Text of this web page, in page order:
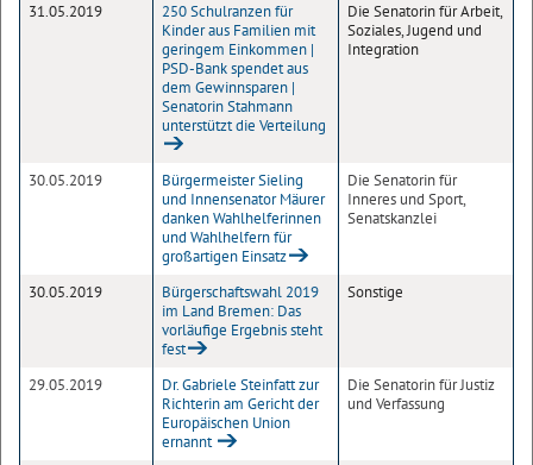
31.05.2019
250 Schulranzen für
Kinder aus Familien mit
geringem Einkommen |
PSD-Bank spendet aus
dem Gewinnsparen |
Senatorin Stahmann
unterstützt die Verteilung
Die Senatorin für Arbeit,
Soziales, Jugend und
Integration
30.05.2019
Bürgermeister Sieling
und Innensenator Mäurer
danken Wahlhelferinnen
und Wahlhelfern für
großartigen Einsatz
Die Senatorin für
Inneres und Sport,
Senatskanzlei
30.05.2019
Bürgerschaftswahl 2019
im Land Bremen: Das
vorläufige Ergebnis steht
fest
Sonstige
29.05.2019
Dr. Gabriele Steinfatt zur
Richterin am Gericht der
Europäischen Union
ernannt
Die Senatorin für Justiz
und Verfassung